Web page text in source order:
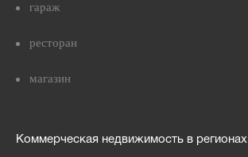
гараж
ресторан
магазин
Коммерческая недвижимость в регионах